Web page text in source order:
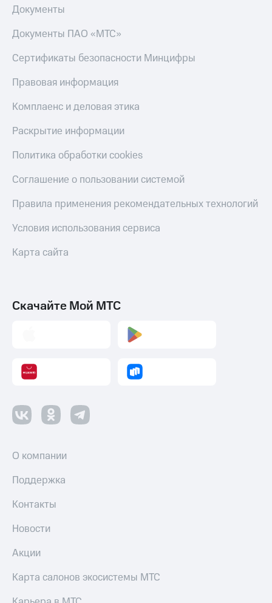
Документы
Документы ПАО «МТС»
Сертификаты безопасности Минцифры
Правовая информация
Комплаенс и деловая этика
Раскрытие информации
Политика обработки cookies
Соглашение о пользовании системой
Правила применения рекомендательных технологий
Условия использования сервиса
Карта сайта
Скачайте Мой МТС
О компании
Поддержка
Контакты
Новости
Акции
Карта салонов экосистемы МТС